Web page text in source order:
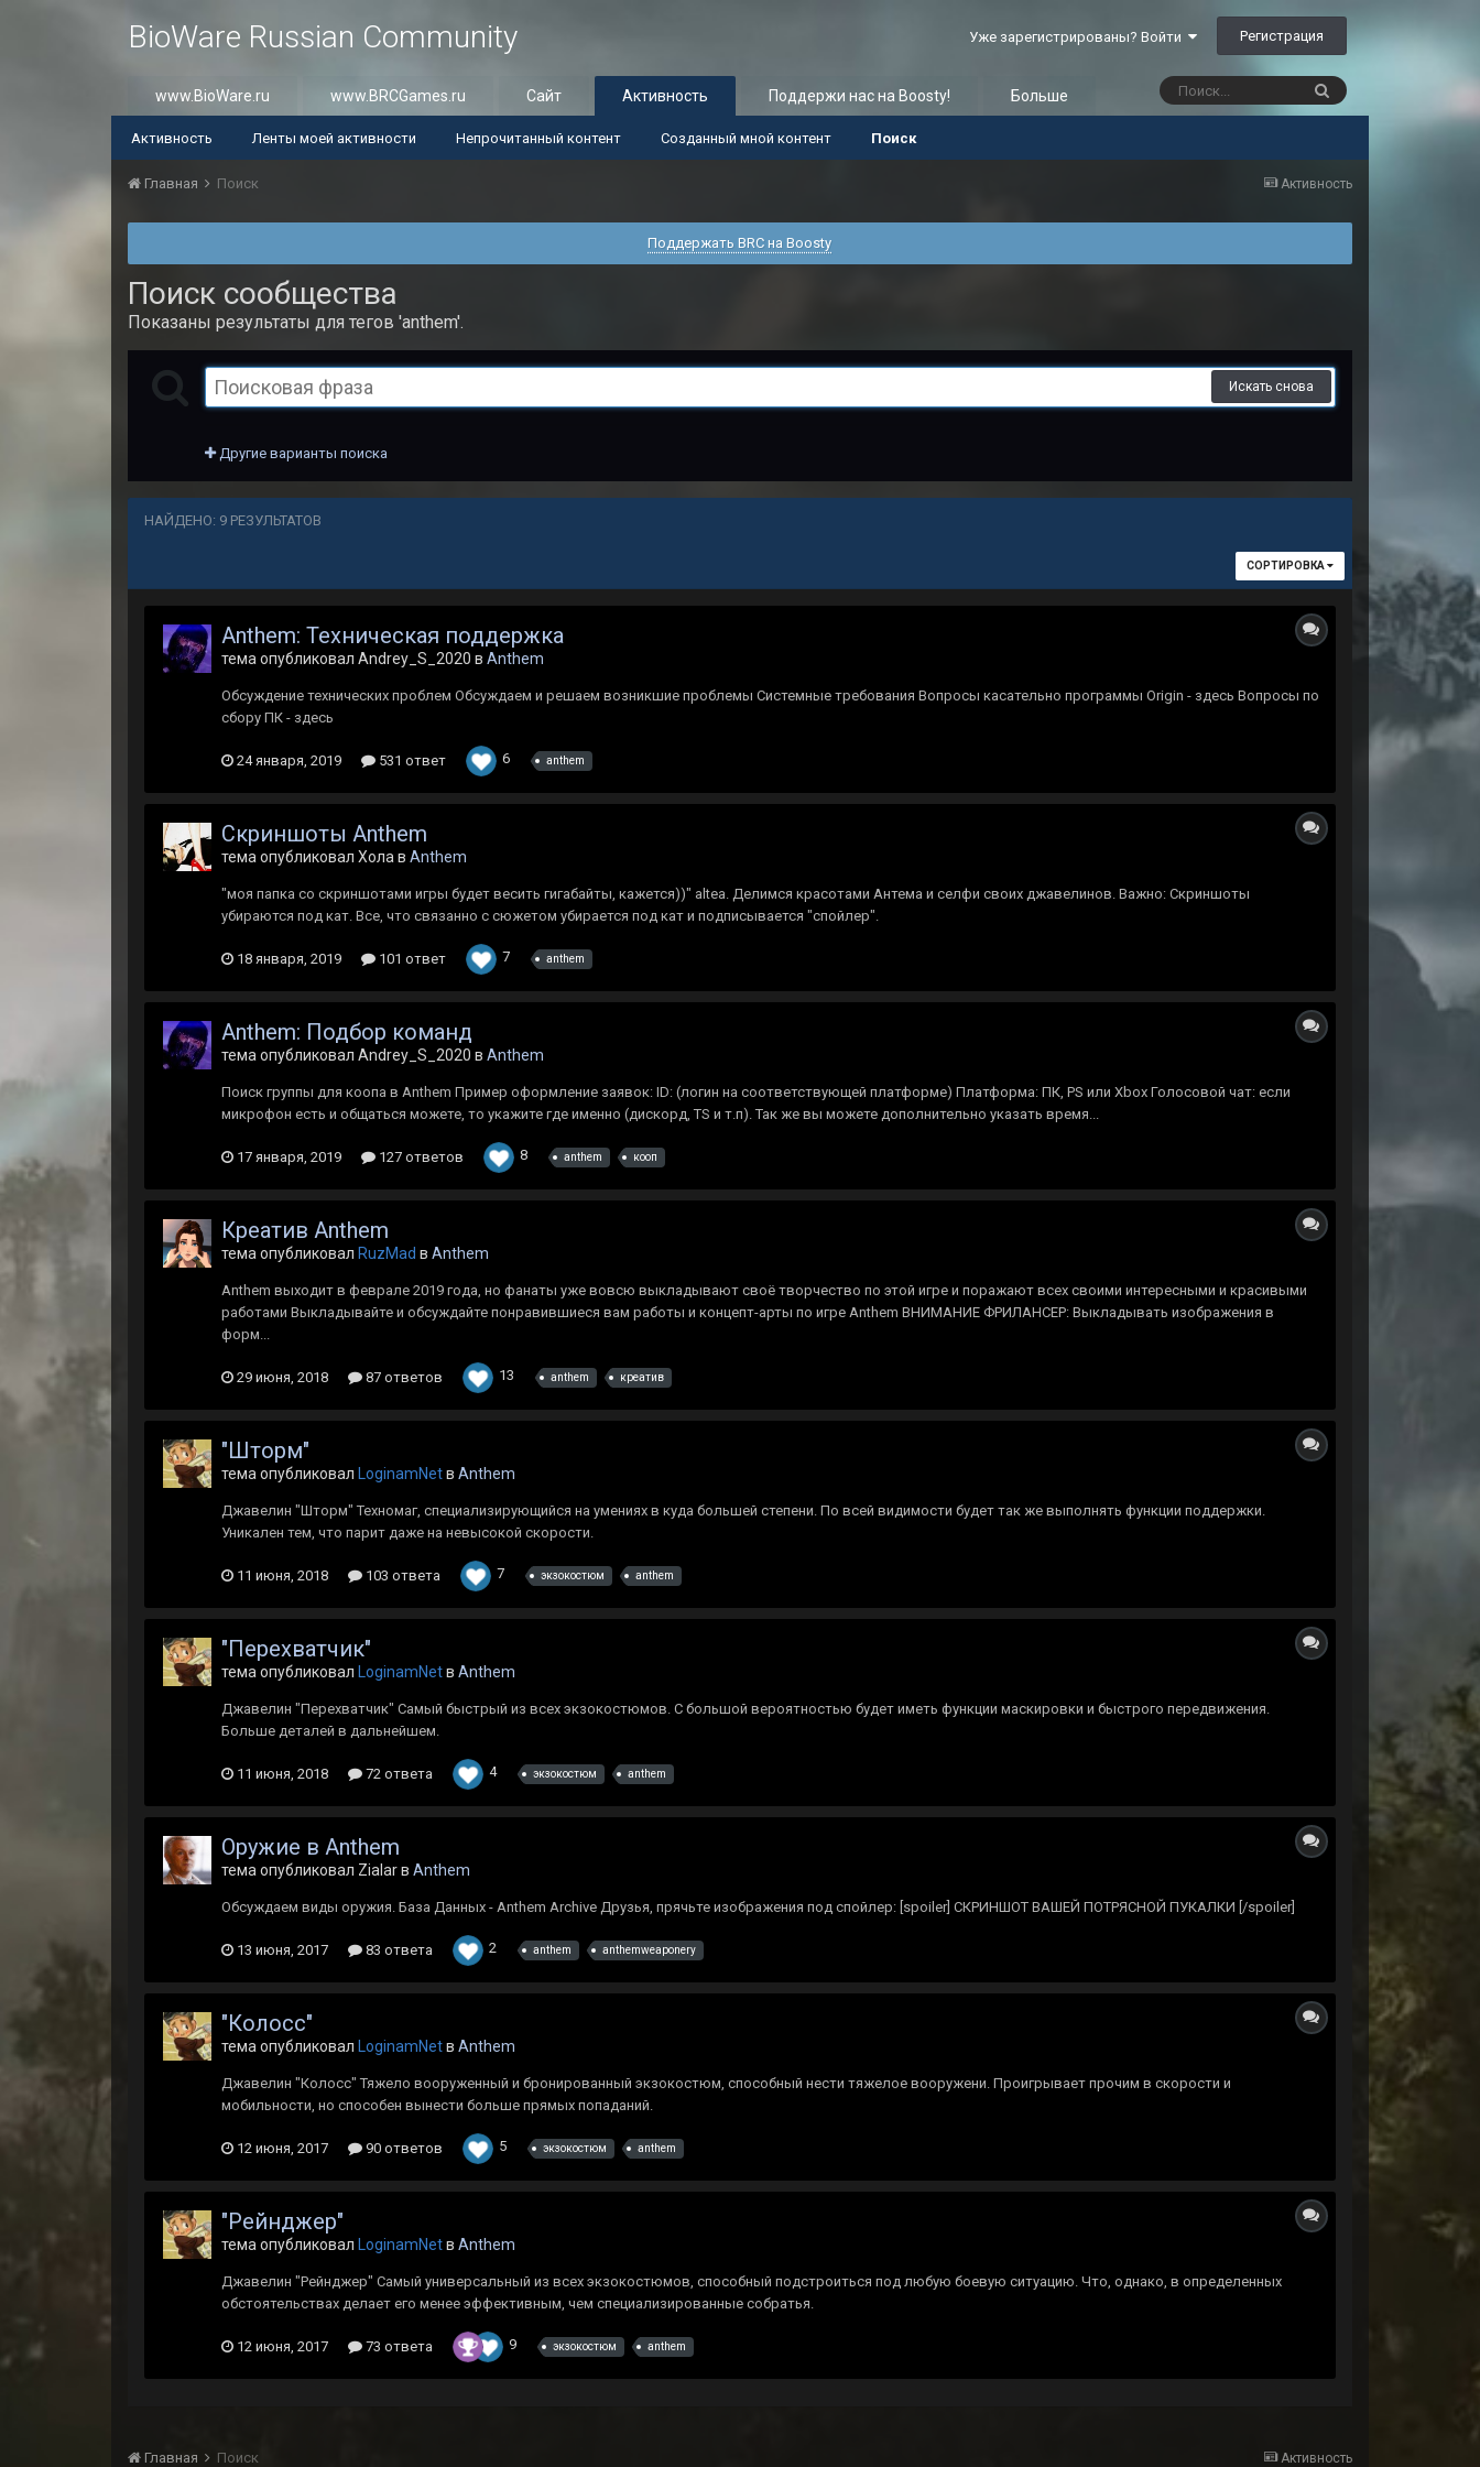
BioWare Russian Community Уже зарегистрированы? Войти Регистрация
www.BioWare.ru www.BRCGames.ru Сайт Активность
Активность Ленты моей активности Непрочитанный контент Созданный мной контент Поиск
Поддержи нас на Boosty! Больше
Активность
Главная Поиск
Поддержать BRC на Boosty
Поиск сообщества
Показаны результаты для тегов 'anthem'.
Искать снова
Другие варианты поиска
НАЙДЕНО: 9 РЕЗУЛЬТАТОВ
СОРТИРОВКА
Anthem: Техническая поддержка
тема опубликовал Andrey_S_2020 в Anthem
Обсуждение технических проблем Обсуждаем и решаем возникшие проблемы Системные требования Вопросы касательно программы Origin - здесь Вопросы по
сбору ПК - здесь
24 января, 2019 531 ответ 6 anthem
Скриншоты Anthem
тема опубликовал Хола в Anthem
"моя папка со скриншотами игры будет весить гигабайты, кажется))" altea. Делимся красотами Антема и селфи своих джавелинов. Важно: Скриншоты
убираются под кат. Все, что связанно с сюжетом убирается под кат и подписывается "спойлер".
18 января, 2019 101 ответ 7 anthem
Anthem: Подбор команд
тема опубликовал Andrey_S_2020 в Anthem
Поиск группы для коопа в Anthem Пример оформление заявок: ID: (логин на соответствующей платформе) Платформа: ПК, PS или Xbox Голосовой чат: если
микрофон есть и общаться можете, то укажите где именно (дискорд, TS и т.п). Так же вы можете дополнительно указать время...
17 января, 2019 127 ответов 8 anthem кооп
Креатив Anthem
тема опубликовал RuzMad в Anthem
Anthem выходит в феврале 2019 года, но фанаты уже вовсю выкладывают своё творчество по этой игре и поражают всех своими интересными и красивыми
работами Выкладывайте и обсуждайте понравившиеся вам работы и концепт-арты по игре Anthem ВНИМАНИЕ ФРИЛАНСЕР: Выкладывать изображения в
форм...
29 июня, 2018 87 ответов 13 anthem креатив
"Шторм"
тема опубликовал LoginamNetв Anthem
Джавелин "Шторм" Техномаг, специализирующийся на умениях в куда большей степени. По всей видимости будет так же выполнять функции поддержки.
Уникален тем, что парит даже на невысокой скорости.
11 июня, 2018 103 ответа 7 экзокостюм anthem
"Перехватчик"
тема опубликовал LoginamNetв Anthem
Джавелин "Перехватчик" Самый быстрый из всех экзокостюмов. С большой вероятностью будет иметь функции маскировки и быстрого передвижения.
Больше деталей в дальнейшем.
11 июня, 2018 72 ответа 4 экзокостюм anthem
Оружие в Anthem
тема опубликовал Zialar в Anthem
Обсуждаем виды оружия. База Данных - Anthem Archive Друзья, прячьте изображения под спойлер: [spоiler] СКРИНШОТ ВАШЕЙ ПОТРЯСНОЙ ПУКАЛКИ [/spоiler]
13 июня, 2017 83 ответа 2 anthem anthemweaponery
"Колосс"
тема опубликовал LoginamNetв Anthem
Джавелин "Колосс" Тяжело вооруженный и бронированный экзокостюм, способный нести тяжелое вооружени. Проигрывает прочим в скорости и
мобильности, но способен вынести больше прямых попаданий.
12 июня, 2017 90 ответов 5 экзокостюм anthem
"Рейнджер"
тема опубликовал LoginamNetв Anthem
Джавелин "Рейнджер" Самый универсальный из всех экзокостюмов, способный подстроиться под любую боевую ситуацию. Что, однако, в определенных
обстоятельствах делает его менее эффективным, чем специализированные собратья.
12 июня, 2017 73 ответа 9 экзокостюм anthem
Активность
Главная Поиск